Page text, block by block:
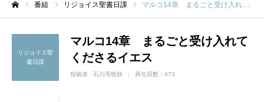
番組 リジョイス聖書日課 マルコ14章 まるごと受け入れてくださるイエス
リジョイス聖
書日課
マルコ14章 まるごと受け入れて
くださるイエス
投稿者 : 石川亮牧師 再生回数：473